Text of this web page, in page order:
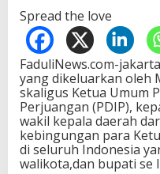
Spread the love
FaduliNews.com-
yang dikeluarkan oleh
skaligus Ketua Umum
Perjuangan (PDIP),
wakil kepala daerah
kebingungan para
di seluruh Indonesia
walikota,dan bupati se